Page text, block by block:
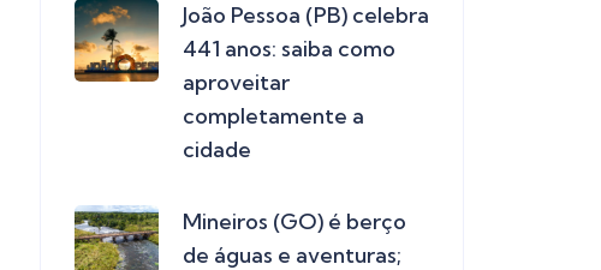
João Pessoa (PB) celebra
441 anos: saiba como
aproveitar
completamente a
cidade
Mineiros (GO) é berço
de águas e aventuras;